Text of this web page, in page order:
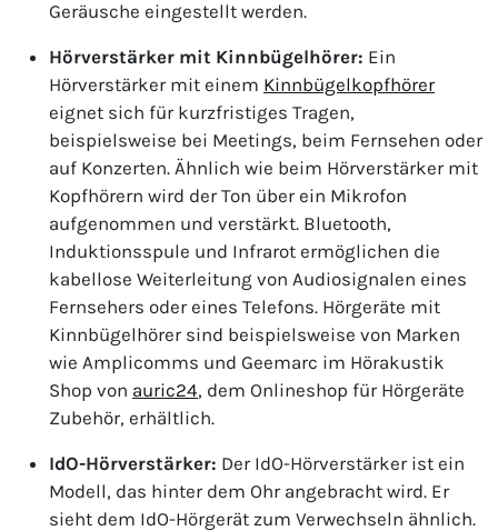
Geräusche eingestellt werden.
Hörverstärker mit Kinnbügelhörer: Ein
Hörverstärker mit einem Kinnbügelkopfhörer
eignet sich für kurzfristiges Tragen,
beispielsweise bei Meetings, beim Fernsehen oder
auf Konzerten. Ähnlich wie beim Hörverstärker mit
Kopfhörern wird der Ton über ein Mikrofon
aufgenommen und verstärkt. Bluetooth,
Induktionsspule und Infrarot ermöglichen die
kabellose Weiterleitung von Audiosignalen eines
Fernsehers oder eines Telefons. Hörgeräte mit
Kinnbügelhörer sind beispielsweise von Marken
wie Amplicomms und Geemarc im Hörakustik
Shop von auric24, dem Onlineshop für Hörgeräte
Zubehör, erhältlich.
IdO-Hörverstärker: Der IdO-Hörverstärker ist ein
Modell, das hinter dem Ohr angebracht wird. Er
sieht dem IdO-Hörgerät zum Verwechseln ähnlich.